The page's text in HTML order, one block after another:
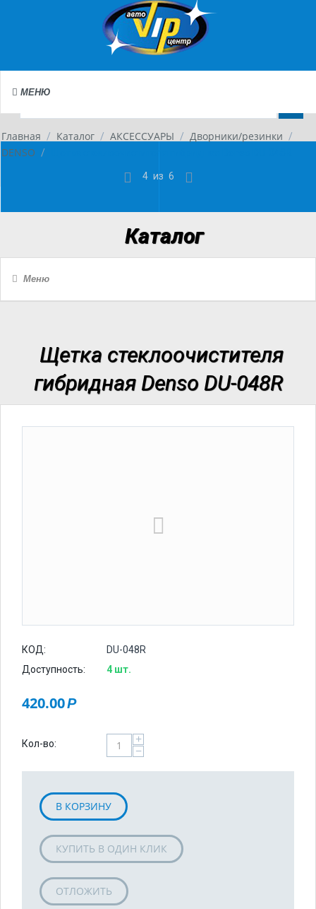
МЕНЮ
Главная / Каталог / АКСЕССУАРЫ / Дворники/резинки /
DENSO /
4 из 6
Каталог
Меню
Щетка стеклоочистителя
гибридная Denso DU-048R
КОД:
DU-048R
Доступность:
4 шт.
420.00Р
Кол-во: +
−
В КОРЗИНУ
КУПИТЬ В ОДИН КЛИК
ОТЛОЖИТЬ